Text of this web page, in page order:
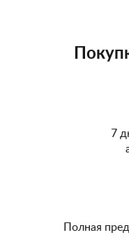
7
Полная